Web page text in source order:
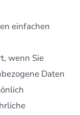
einfachen
wenn Sie
Daten